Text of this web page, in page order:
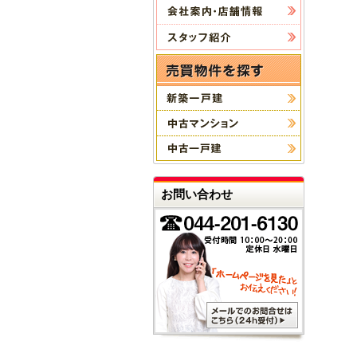
お問い合わせ